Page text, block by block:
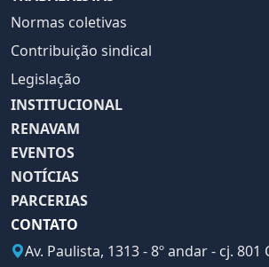
Normas coletivas
Contribuição sindical
Legislação
INSTITUCIONAL
RENAVAM
EVENTOS
NOTÍCIAS
PARCERIAS
CONTATO
Av. Paulista, 1313 - 8º andar - cj. 801